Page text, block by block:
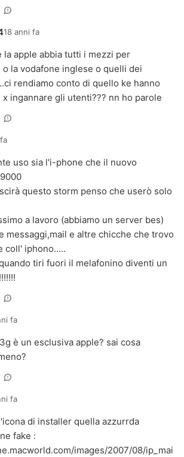
18 anni fa
la apple abbia tutti i mezzi per
la vodafone inglese o quelli dei
rendiamo conto di quello ke hanno
x ingannare gli utenti??? nn ho parole
uso sia l'i-phone che il nuovo
questo storm penso che userò solo
a lavoro (abbiamo un server bes)
messaggi,mail e altre chicche che trovo
coll' iphono.....
tiri fuori il melafonino diventi un
fa
è un esclusiva apple? sai cosa
fa
di installer quella azzurrda
fake :
images/2007/08/ip_mai